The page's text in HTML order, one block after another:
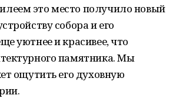
это место получило новый
собора и его
уютнее и красивее, что
памятника. Мы
ощутить его духовную